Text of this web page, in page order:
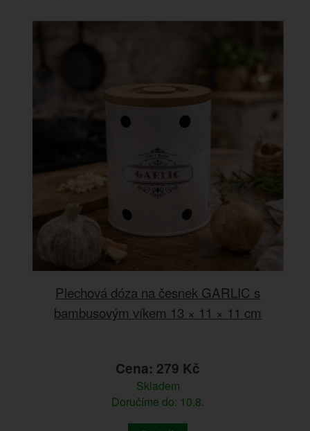
Plechová dóza na česnek GARLIC s
bambusovým víkem 13 × 11 × 11 cm
Cena: 279 Kč
Skladem
Doručíme do: 10.8.